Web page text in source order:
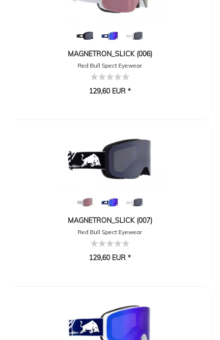
MAGNETRON_SLICK (006)
Red Bull Spect Eyewear
129,60 EUR *
MAGNETRON_SLICK (007)
Red Bull Spect Eyewear
129,60 EUR *